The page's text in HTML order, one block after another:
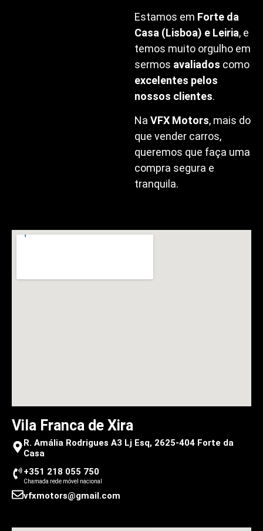
Estamos em Forte da
Casa (Lisboa) e Leiria, e
temos muito orgulho em
sermos avaliados como
excelentes pelos
nossos clientes.
NaVFX Motors, mais do
que vender carros,
queremos que faça uma
compra segura e
tranquila.
Vila Franca de Xira
R. Amália Rodrigues A3 Lj Esq, 2625-404 Forte da
Casa
+351 218 055 750
Chamada rede móvel nacional
vfxmotors@gmail.com